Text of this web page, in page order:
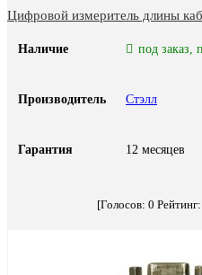
Цифровой измеритель длины
Наличие под заказ,
Производитель Стэлл
Гарантия 12 месяцев
[Голосов: 0 Рейтинг: